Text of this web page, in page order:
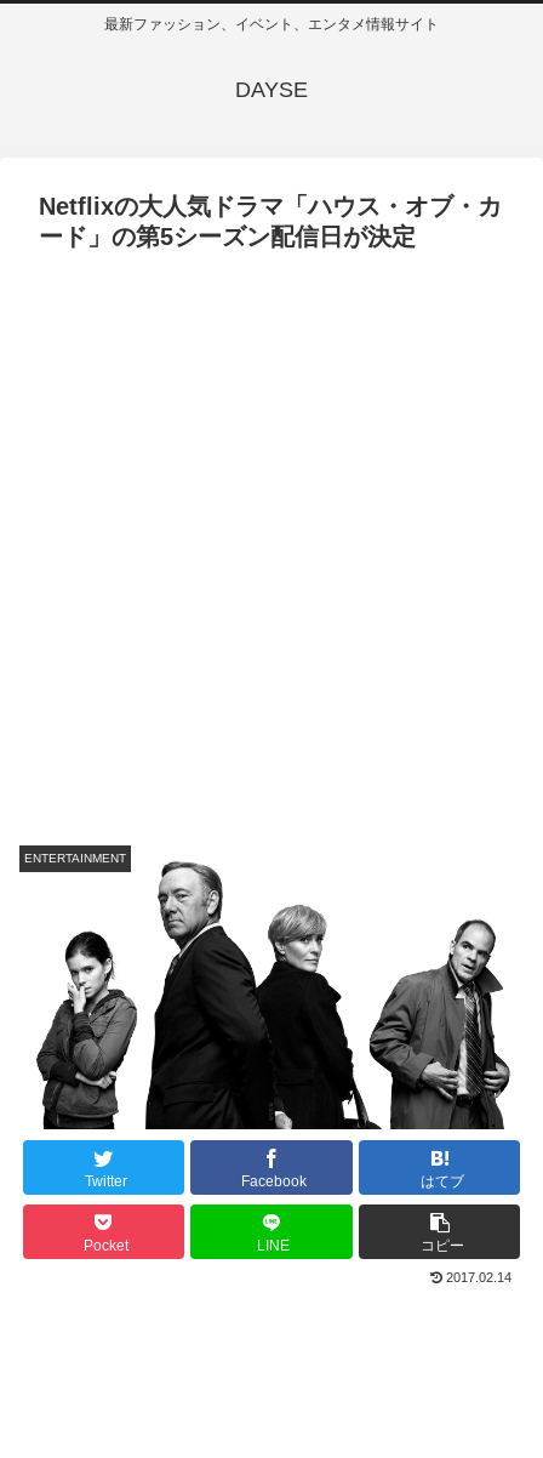
最新ファッション、イベント、エンタメ情報サイト
DAYSE
Netflixの大人気ドラマ「ハウス・オブ・カ
ード」の第5シーズン配信日が決定
ENTERTAINMENT
Twitter Facebook はてブ
Pocket LINE コピー
2017.02.14